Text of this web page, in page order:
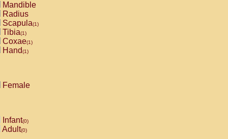
Mandible
Radius
Scapula(1)
Tibia(1)
Coxae(1)
Hand(1)
Female
Infant(0)
Adult(0)